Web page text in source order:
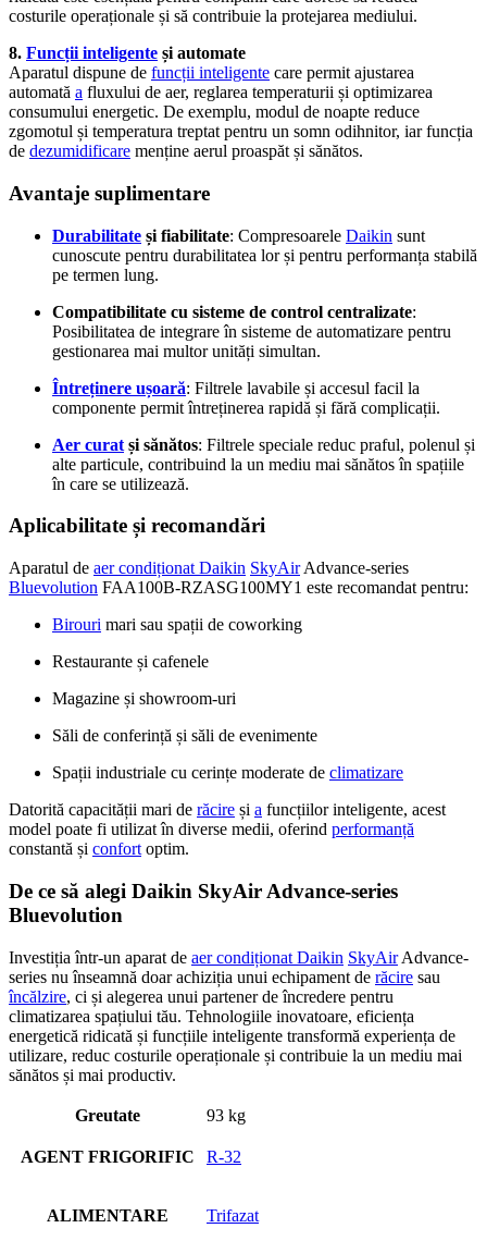
costurile operaționale și să contribuie la protejarea mediului.
8. Funcții inteligente și automate
Aparatul dispune de funcții inteligente care permit ajustarea
automată a fluxului de aer, reglarea temperaturii și optimizarea
consumului energetic. De exemplu, modul de noapte reduce
zgomotul și temperatura treptat pentru un somn odihnitor, iar funcția
de dezumidificare menține aerul proaspăt și sănătos.
Avantaje suplimentare
Durabilitate și fiabilitate: Compresoarele Daikin sunt
cunoscute pentru durabilitatea lor și pentru performanța stabilă
pe termen lung.
Compatibilitate cu sisteme de control centralizate:
Posibilitatea de integrare în sisteme de automatizare pentru
gestionarea mai multor unități simultan.
Întreținere ușoară: Filtrele lavabile și accesul facil la
componente permit întreținerea rapidă și fără complicații.
Aer curat și sănătos: Filtrele speciale reduc praful, polenul și
alte particule, contribuind la un mediu mai sănătos în spațiile
în care se utilizează.
Aplicabilitate și recomandări
Aparatul de aer condiționat Daikin SkyAirAdvance-series
Bluevolution FAA100B-RZASG100MY1 este recomandat pentru:
Birouri mari sau spații de coworking
Restaurante și cafenele
Magazine și showroom-uri
Săli de conferință și săli de evenimente
Spații industriale cu cerințe moderate de climatizare
Datorită capacității mari de răcire și a funcțiilor inteligente, acest
model poate fi utilizat în diverse medii, oferind performanță
constantă și confort optim.
De ce să alegi Daikin SkyAir Advance-series
Bluevolution
Investiția într-un aparat de aer condiționat Daikin SkyAirAdvance-
series nu înseamnă doar achiziția unui echipament de răcire sau
încălzire, ci și alegerea unui partener de încredere pentru
climatizarea spațiului tău. Tehnologiile inovatoare, eficiența
energetică ridicată și funcțiile inteligente transformă experiența de
utilizare, reduc costurile operaționale și contribuie la un mediu mai
sănătos și mai productiv.
Greutate 93 kg
AGENT FRIGORIFIC R-32
ALIMENTARE Trifazat